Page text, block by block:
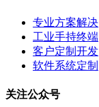
专业方案解决
工业手持终端
客户定制开发
软件系统定制
关注公众号